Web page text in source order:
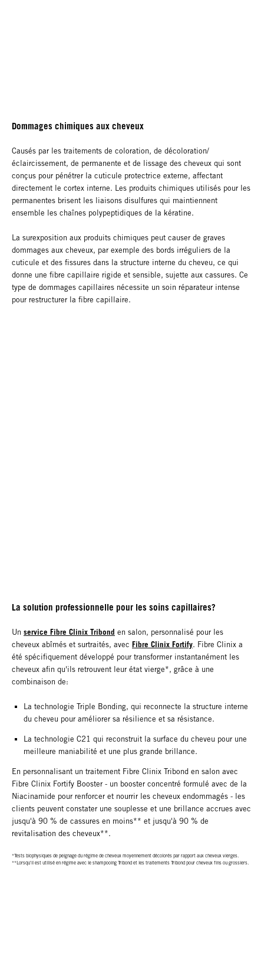
Dommages chimiques aux cheveux
Causés par les traitements de coloration, de décoloration/
éclaircissement, de permanente et de lissage des cheveux qui sont
conçus pour pénétrer la cuticule protectrice externe, affectant
directement le cortex interne. Les produits chimiques utilisés pour les
permanentes brisent les liaisons disulfures qui maintiennent
ensemble les chaînes polypeptidiques de la kératine.
La surexposition aux produits chimiques peut causer de graves
dommages aux cheveux, par exemple des bords irréguliers de la
cuticule et des fissures dans la structure interne du cheveu, ce qui
donne une fibre capillaire rigide et sensible, sujette aux cassures. Ce
type de dommages capillaires nécessite un soin réparateur intense
pour restructurer la fibre capillaire.
La solution professionnelle pour les soins capillaires?
Un service Fibre Clinix Tribond en salon, personnalisé pour les
cheveux abîmés et surtraités, avec Fibre Clinix Fortify. Fibre Clinix a
été spécifiquement développé pour transformer instantanément les
cheveux afin qu'ils retrouvent leur état vierge*, grâce à une
combinaison de:
La technologie Triple Bonding, qui reconnecte la structure interne
du cheveu pour améliorer sa résilience et sa résistance.
La technologie C21 qui reconstruit la surface du cheveu pour une
meilleure maniabilité et une plus grande brillance.
En personnalisant un traitement Fibre Clinix Tribond en salon avec
Fibre Clinix Fortify Booster - un booster concentré formulé avec de la
Niacinamide pour renforcer et nourrir les cheveux endommagés - les
clients peuvent constater une souplesse et une brillance accrues avec
jusqu'à 90 % de cassures en moins** et jusqu'à 90 % de
revitalisation des cheveux**.
*Tests biophysiques de peignage du régime de cheveux moyennement décolorés par rapport aux cheveux vierges.
**Lorsqu'il est utilisé en régime avec le shampooing Tribond et les traitements Tribond pour cheveux fins ou grossiers.